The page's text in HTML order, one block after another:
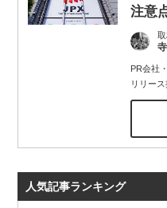
注意
PR会社
リリー
人気記事ランキング